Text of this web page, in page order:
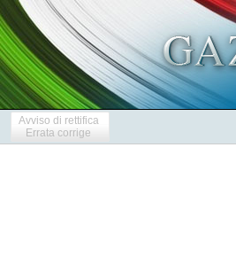
Avviso di rettifica
Errata corrige